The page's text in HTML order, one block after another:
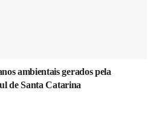
ambientais gerados pela
de Santa Catarina